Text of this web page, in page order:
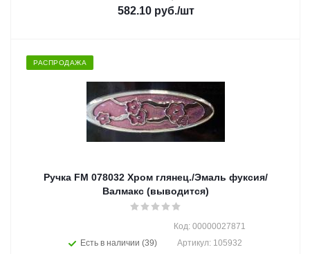
582.10руб./шт
РАСПРОДАЖА
Ручка FM 078032 Хром глянец./Эмаль фуксия/
Валмакс (выводится)
Есть в наличии (39)
Код: 00000027871
Артикул: 105932